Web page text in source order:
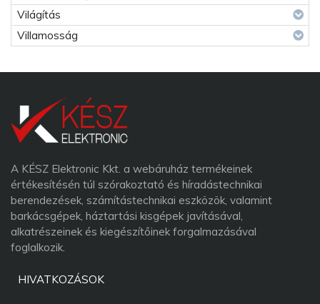
Világítás
Villamosság
A KÉSZ Elektronic Kkt. a webáruház termékeinek
értékesítésén túl szórakoztató és híradástechnikai
berendezések, számítástechnikai eszközök, valamint
barkácsgépek, háztartási kisgépek javításával,
alkatrészeinek és kiegészítőinek forgalmazásával
foglalkozik.
HIVATKOZÁSOK